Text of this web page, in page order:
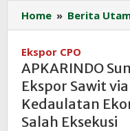
Home » Berita
Ekspor CPO
APKARINDO
Ekspor Sawit
Kedaulatan
Salah Eksekusi